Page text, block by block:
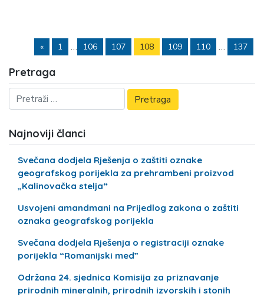
« 1 … 106 107 108 109 110 … 137
Pretraga
Najnoviji članci
Svečana dodjela Rješenja o zaštiti oznake
geografskog porijekla za prehrambeni proizvod
„Kalinovačka stelja“
Usvojeni amandmani na Prijedlog zakona o zaštiti
oznaka geografskog porijekla
Svečana dodjela Rješenja o registraciji oznake
porijekla “Romanijski med”
Održana 24. sjednica Komisija za priznavanje
prirodnih mineralnih, prirodnih izvorskih i stonih